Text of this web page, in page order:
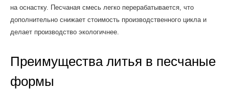
на оснастку. Песчаная смесь легко перерабатывается, что
дополнительно снижает стоимость производственного цикла и
делает производство экологичнее.
Преимущества литья в песчаные
формы